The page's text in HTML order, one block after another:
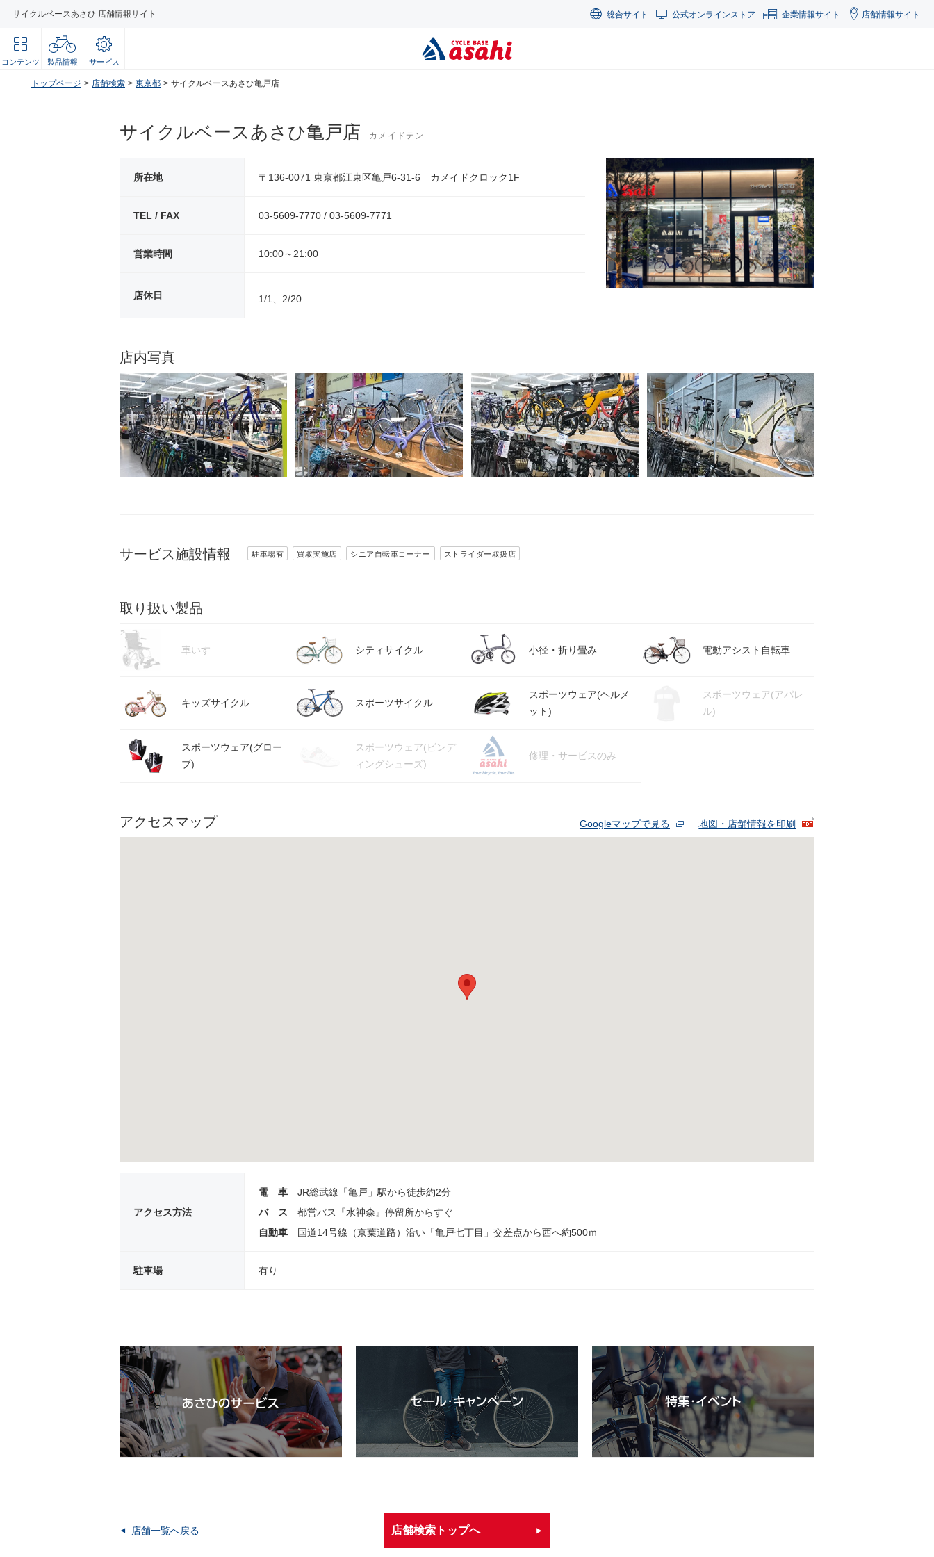
サイクルベースあさひ 店舗情報サイト 総合サイト 公式オンラインストア 企業情報サイト 店舗情報サイト
コンテンツ 製品情報 サービス
トップページ 店舗検索 東京都 サイクルベースあさひ亀戸店
サイクルベースあさひ亀戸店 カメイドテン
所在地 〒136-0071 東京都江東区亀戸6-31-6 カメイドクロック1F
TEL / FAX 03-5609-7770 / 03-5609-7771
営業時間 10:00～21:00
店休日 1/1、2/20
店内写真
サービス施設情報 駐車場有 買取実施店 シニア自転車コーナー ストライダー取扱店
取り扱い製品
車いす シティサイクル 小径・折り畳み 電動アシスト自転車
キッズサイクル スポーツサイクル
スポーツウェア(ヘルメ
ット)
スポーツウェア(アパレ
ル)
スポーツウェア(グロー
ブ)
スポーツウェア(ビンデ
ィングシューズ)
修理・サービスのみ
アクセスマップ Googleマップで見る 地図・店舗情報を印刷
アクセス方法
電 車
JR総武線「亀戸」駅から徒歩約2分
バ ス
都営バス『水神森』停留所からすぐ
自動車
国道14号線（京葉道路）沿い「亀戸七丁目」交差点から西へ約500ｍ
駐車場 有り
店舗検索トップへ
店舗一覧へ戻る